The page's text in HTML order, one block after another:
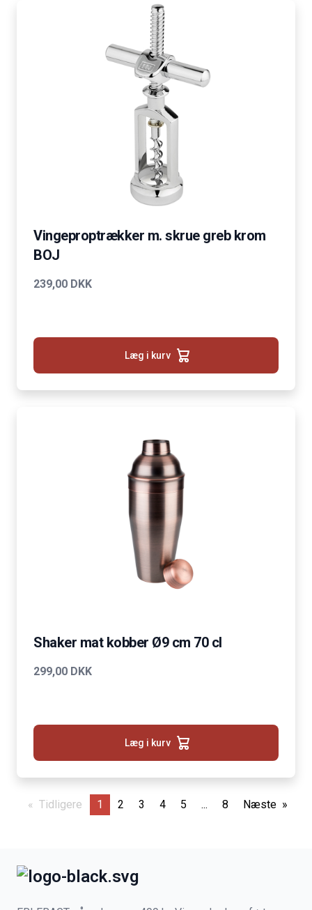
Vingeproptrækker m. skrue greb krom
BOJ
239,00 DKK
Læg i kurv
Shaker mat kobber Ø9 cm 70 cl
299,00 DKK
Læg i kurv
Tidligere page
1 2 3 4 5 ... 8 Næste